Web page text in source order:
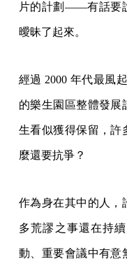
片的計劃——有話要
曖昧了起來。
經過 2000 年代最風
的樂生園區整體發展
生看似獲得保留，許
麼還要抗爭？
作為身在其中的人，
多荒謬之事還在持
動、重要會議中有意